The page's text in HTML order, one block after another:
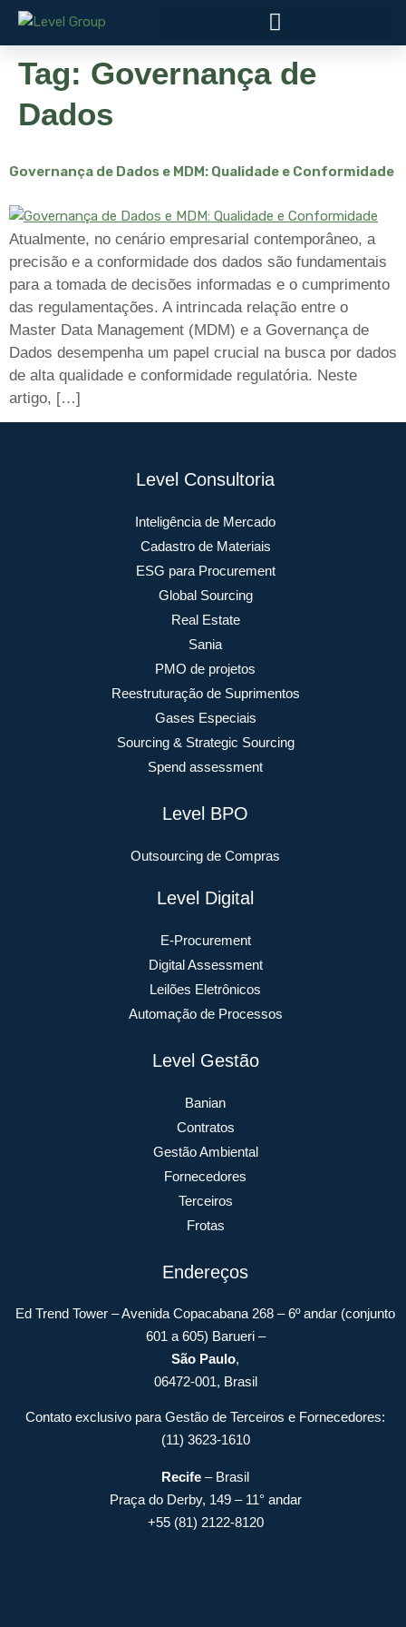
Tag: Governança de
Dados
Governança de Dados e MDM: Qualidade e Conformidade
Atualmente, no cenário empresarial contemporâneo, a
precisão e a conformidade dos dados são fundamentais
para a tomada de decisões informadas e o cumprimento
das regulamentações. A intrincada relação entre o
Master Data Management (MDM) e a Governança de
Dados desempenha um papel crucial na busca por dados
de alta qualidade e conformidade regulatória. Neste
artigo, […]
Level Consultoria
Inteligência de Mercado
Cadastro de Materiais
ESG para Procurement
Global Sourcing
Real Estate
Sania
PMO de projetos
Reestruturação de Suprimentos
Gases Especiais
Sourcing & Strategic Sourcing
Spend assessment
Level BPO
Outsourcing de Compras
Level Digital
E-Procurement
Digital Assessment
Leilões Eletrônicos
Automação de Processos
Level Gestão
Banian
Contratos
Gestão Ambiental
Fornecedores
Terceiros
Frotas
Endereços
Ed Trend Tower – Avenida Copacabana 268 – 6º andar (conjunto
601 a 605) Barueri –
São Paulo,
06472-001, Brasil
Contato exclusivo para Gestão de Terceiros e Fornecedores:
(11) 3623-1610
Recife – Brasil
Praça do Derby, 149 – 11° andar
+55 (81) 2122-8120